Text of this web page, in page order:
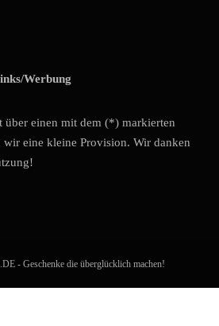
Werbung
über einen mit dem (*) markierten
eine kleine Provision. Wir danken
- Geschenke die überglücklich machen!